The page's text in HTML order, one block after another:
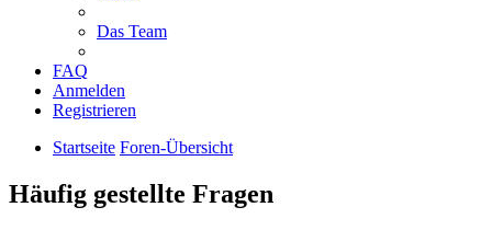
Das Team
FAQ
Anmelden
Registrieren
Startseite Foren-Übersicht
Häufig gestellte Fragen